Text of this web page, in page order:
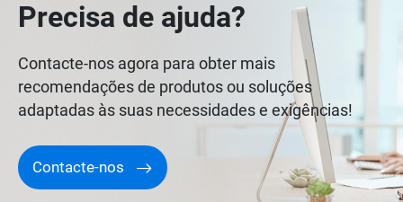
Precisa de ajuda?
Contacte-nos agora para obter mais
recomendações de produtos ou soluções
adaptadas às suas necessidades e exigências!
Contacte-nos